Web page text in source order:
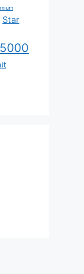
Star